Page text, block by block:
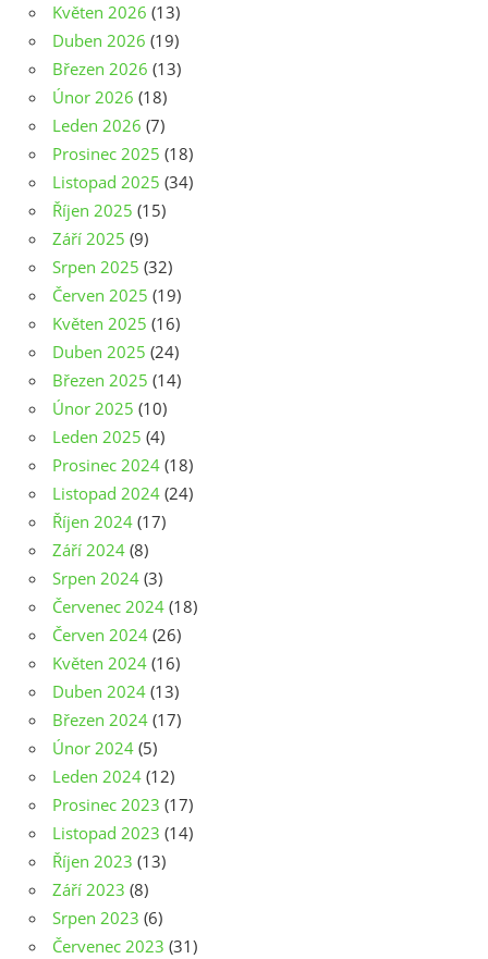
Květen 2026 (13)
Duben 2026 (19)
Březen 2026 (13)
Únor 2026 (18)
Leden 2026 (7)
Prosinec 2025 (18)
Listopad 2025 (34)
Říjen 2025 (15)
Září 2025 (9)
Srpen 2025 (32)
Červen 2025 (19)
Květen 2025 (16)
Duben 2025 (24)
Březen 2025 (14)
Únor 2025 (10)
Leden 2025 (4)
Prosinec 2024 (18)
Listopad 2024 (24)
Říjen 2024 (17)
Září 2024 (8)
Srpen 2024 (3)
Červenec 2024 (18)
Červen 2024 (26)
Květen 2024 (16)
Duben 2024 (13)
Březen 2024 (17)
Únor 2024 (5)
Leden 2024 (12)
Prosinec 2023 (17)
Listopad 2023 (14)
Říjen 2023 (13)
Září 2023 (8)
Srpen 2023 (6)
Červenec 2023 (31)